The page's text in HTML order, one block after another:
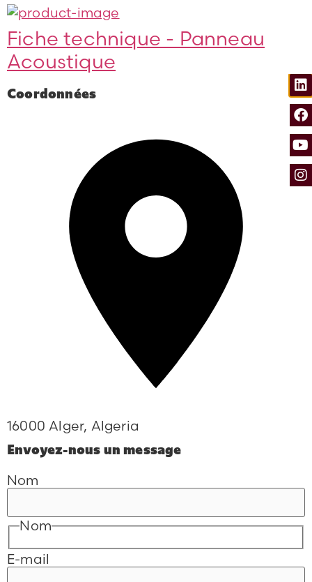
Fiche technique - Panneau
Acoustique
Coordonnées
16000 Alger, Algeria
Envoyez-nous un message
Nom
Nom
E-mail